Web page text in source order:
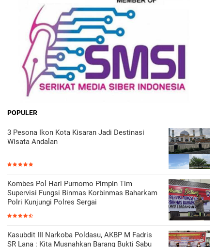
POPULER
3 Pesona Ikon Kota Kisaran Jadi Destinasi
Wisata Andalan
Kombes Pol Hari Purnomo Pimpin Tim
Supervisi Fungsi Binmas Korbinmas Baharkam
Polri Kunjungi Polres Sergai
Kasubdit III Narkoba Poldasu, AKBP M Fadris
SR Lana : Kita Musnahkan Barang Bukti Sabu